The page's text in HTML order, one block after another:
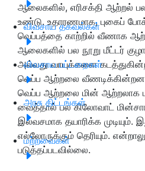
விவசாய தகவல்கள்
விவசாய பட்டறைகள்
அரசு திட்டங்கள்
மற்றவைகள்
ஆலைகளில், எரிசக்தி ஆற்றல்
உண்டு. உதாரணமாக, புகைப்
வெப்பத்தை காற்றில் வீணாக
ஆலைகளில் பல நூறு மீட்டர்
அல்லது வாயுக்களை
வெப்ப ஆற்றலை
வெப்ப ஆற்றலை மின் ஆற்றலாக
வைத்தால் பல கிலோவாட்
இலவசமாக தயாரிக்க முடியும்.
எல்லோருக்கும் தெரியும்.
படுத்தப்படவில்லை.